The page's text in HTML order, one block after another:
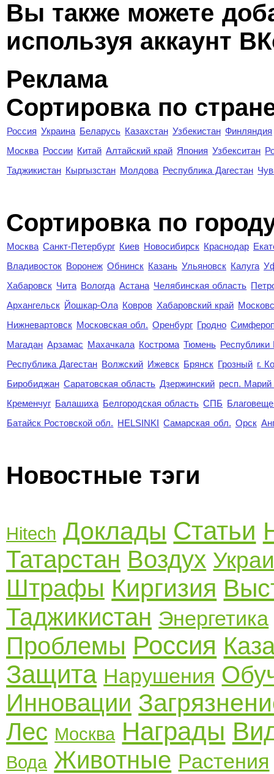
Вы также можете
используя аккаунт
Реклама
Сортировка по
Россия Украина Беларусь Казахстан Узбекистан Финляндия
Москва России Китай Алтайский край Япония Узбекситан
Таджикистан Кыргызстан Молдова Республика Дагестан
Cортировка по
Москва Санкт-Петербург Киев Новосибирск Краснодар
Владивосток Воронеж Обнинск Казань Ульяновск Калуга
Хабаровск Чита Вологда Астана Челябинская область
Архангельск Йошкар-Ола Ковров Хабаровский край
Нижневартовск Московская обл. Оренбург Гродно
Магадан Арзамас Махачкала Кострома Тюмень Республики
Республика Дагестан Волжский Ижевск Брянск Грозный г.
Биробиджан Саратовская область Дзержинский респ.
Кременчуг Балашиха Белгородская область СПБ
Батайск Ростовской обл. HELSINKI Самарская обл. Орск
Новостные тэги
Hitech Доклады Статьи
Татарстан Воздух
Штрафы Киргизия
Таджикистан Энергетика
Проблемы Россия
Защита Нарушения
Инновации
Лес Москва Награды
Вода Животные Растения